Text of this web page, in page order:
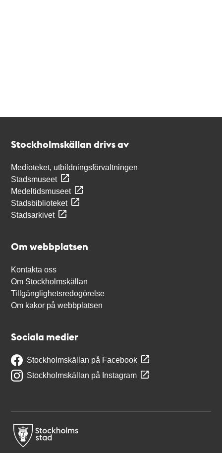
Stockholmskällan drivs av
Medioteket, utbildningsförvaltningen
Stadsmuseet
Medeltidsmuseet
Stadsbiblioteket
Stadsarkivet
Om webbplatsen
Kontakta oss
Om Stockholmskällan
Tillgänglighetsredogörelse
Om kakor på webbplatsen
Sociala medier
Stockholmskällan på Facebook
Stockholmskällan på Instagram